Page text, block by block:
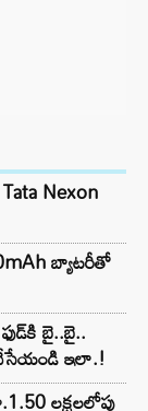
Nexon
బ్యాటరీతో
బై..బై..
ఇలా.!
లక్షలలోపు